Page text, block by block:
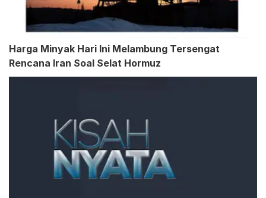
Harga Minyak Hari Ini Melambung Tersengat
Rencana Iran Soal Selat Hormuz